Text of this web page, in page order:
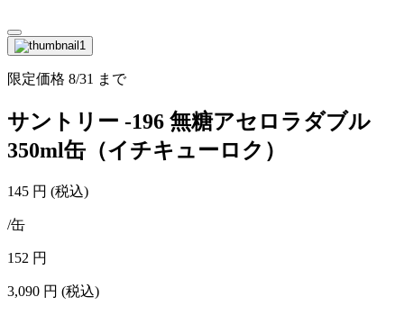
限定価格 8/31 まで
サントリー -196 無糖アセロラダブル
350ml缶（イチキューロク）
145 円 (税込)
/缶
152 円
3,090 円 (税込)